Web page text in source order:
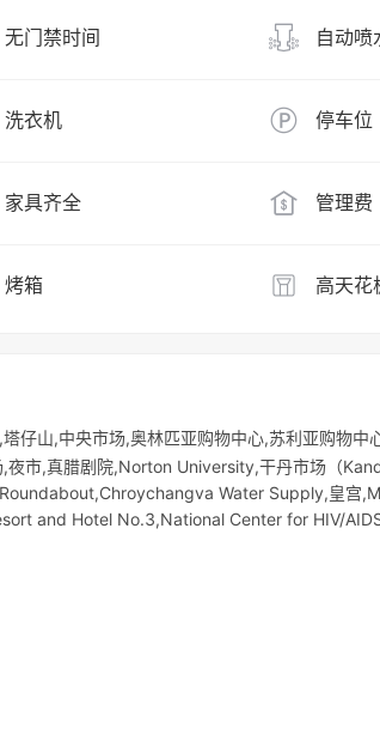
无门禁时间 自动喷
洗衣机 停车位
家具齐全 管理费
烤箱 高天花
仔山,中央市场,奥林匹亚购物中心,苏利亚购物中
市,真腊剧院,Norton University,干丹市场（
Water Supply,皇宫
and Hotel No.3,National Center for HIV/